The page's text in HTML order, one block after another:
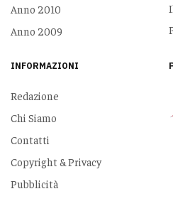
Anno 2010
Anno 2009
INFORMAZIONI
Redazione
Chi Siamo
Contatti
Copyright & Privacy
Pubblicità